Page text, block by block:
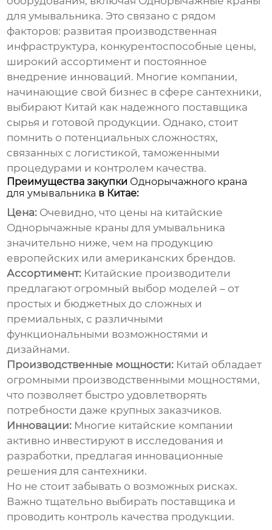
для умывальника. Это связано с рядом
факторов: развитая производственная
инфраструктура, конкурентоспособные цены,
широкий ассортимент и постоянное
внедрение инноваций. Многие компании,
начинающие свой бизнес в сфере сантехники,
выбирают Китай как надежного поставщика
сырья и готовой продукции. Однако, стоит
помнить о потенциальных сложностях,
связанных с логистикой, таможенными
процедурами и контролем качества.
Преимущества закупки Однорычажного крана
для умывальника в Китае:
Цена: Очевидно, что цены на китайские
Однорычажные краны для умывальника
значительно ниже, чем на продукцию
европейских или американских брендов.
Ассортимент: Китайские производители
предлагают огромный выбор моделей – от
простых и бюджетных до сложных и
премиальных, с различными
функциональными возможностями и
дизайнами.
Производственные мощности: Китай обладает
огромными производственными мощностями,
что позволяет быстро удовлетворять
потребности даже крупных заказчиков.
Инновации: Многие китайские компании
активно инвестируют в исследования и
разработки, предлагая инновационные
решения для сантехники.
Но не стоит забывать о возможных рисках.
Важно тщательно выбирать поставщика и
проводить контроль качества продукции.